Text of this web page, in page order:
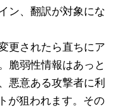
ン、翻訳が対象にな
更されたら直ちにア
脆弱性情報はあっと
悪意ある攻撃者に利
が狙われます。その